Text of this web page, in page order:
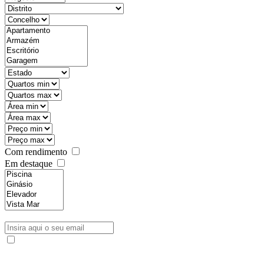
Com rendimento
Em destaque